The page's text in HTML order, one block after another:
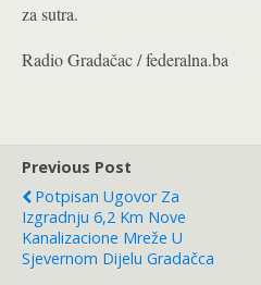
za sutra.
Radio Gradačac / federalna.ba
Previous Post
Potpisan Ugovor Za
Izgradnju 6,2 Km Nove
Kanalizacione Mreže U
Sjevernom Dijelu Gradačca